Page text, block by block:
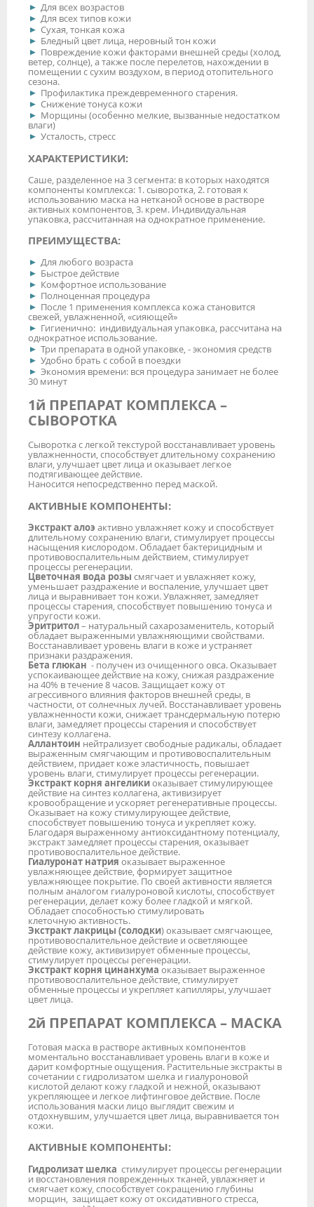
Для всех возрастов
Для всех типов кожи
Сухая, тонкая кожа
Бледный цвет лица, неровный тон кожи
Повреждение кожи факторами внешней среды (холод,
ветер, солнце), а также после перелетов, нахождении в
помещении с сухим воздухом, в период отопительного
сезона.
Профилактика преждевременного старения.
Снижение тонуса кожи
Морщины (особенно мелкие, вызванные недостатком
влаги)
Усталость, стресс
ХАРАКТЕРИСТИКИ:
Саше, разделенное на 3 сегмента: в которых находятся
компоненты комплекса: 1. сыворотка, 2. готовая к
использованию маска на нетканой основе в растворе
активных компонентов, 3. крем. Индивидуальная
упаковка, рассчитанная на однократное применение.
ПРЕИМУЩЕСТВА:
Для любого возраста
Быстрое действие
Комфортное использование
Полноценная процедура
После 1 применения комплекса кожа становится
свежей, увлажненной, «сияющей»
Гигиенично: индивидуальная упаковка, рассчитана на
однократное использование.
Три препарата в одной упаковке, - экономия средств
Удобно брать с собой в поездки
Экономия времени: вся процедура занимает не более
30 минут
1й ПРЕПАРАТ КОМПЛЕКСА –
СЫВОРОТКА
Сыворотка с легкой текстурой восстанавливает уровень
увлажненности, способствует длительному сохранению
влаги, улучшает цвет лица и оказывает легкое
подтягивающее действие.
Наносится непосредственно перед маской.
АКТИВНЫЕ КОМПОНЕНТЫ:
Экстракт алоэ активно увлажняет кожу и способствует
длительному сохранению влаги, стимулирует процессы
насыщения кислородом. Обладает бактерицидным и
противовоспалительным действием, стимулирует
процессы регенерации.
Цветочная вода розы смягчает и увлажняет кожу,
уменьшает раздражение и воспаление, улучшает цвет
лица и выравнивает тон кожи. Увлажняет, замедляет
процессы старения, способствует повышению тонуса и
упругости кожи.
Эритритол– натуральный сахарозаменитель, который
обладает выраженными увлажняющими свойствами.
Восстанавливает уровень влаги в коже и устраняет
признаки раздражения.
Бета глюкан - получен из очищенного овса. Оказывает
успокаивающее действие на кожу, снижая раздражение
на 40% в течение 8 часов. Защищает кожу от
агрессивного влияния факторов внешней среды, в
частности, от солнечных лучей. Восстанавливает уровень
увлажненности кожи, снижает трансдермальную потерю
влаги, замедляет процессы старения и способствует
синтезу коллагена.
Аллантоин нейтрализует свободные радикалы, обладает
выраженным смягчающим и противовоспалительным
действием, придает коже эластичность, повышает
уровень влаги, стимулирует процессы регенерации.
Экстракт корня ангеликиоказывает стимулирующее
действие на синтез коллагена, активизирует
кровообращение и ускоряет регенеративные процессы.
Оказывает на кожу стимулирующее действие,
способствует повышению тонуса и укрепляет кожу.
Благодаря выраженному антиоксидантному потенциалу,
экстракт замедляет процессы старения, оказывает
противовоспалительное действие.
Гиалуронат натрия оказывает выраженное
увлажняющее действие, формирует защитное
увлажняющее покрытие. По своей активности является
полным аналогом гиалуроновой кислоты, способствует
регенерации, делает кожу более гладкой и мягкой.
Обладает способностью стимулировать
клеточную активность.
Экстракт лакрицы (солодки) оказывает смягчающее,
противовоспалительное действие и осветляющее
действие кожу, активизирует обменные процессы,
стимулирует процессы регенерации.
Экстракт корня цинанхума оказывает выраженное
противовоспалительное действие, стимулирует
обменные процессы и укрепляет капилляры, улучшает
цвет лица.
2й ПРЕПАРАТ КОМПЛЕКСА – МАСКА
Готовая маска в растворе активных компонентов
моментально восстанавливает уровень влаги в коже и
дарит комфортные ощущения. Растительные экстракты в
сочетании с гидролизатом шелка и гиалуроновой
кислотой делают кожу гладкой и нежной, оказывают
укрепляющее и легкое лифтинговое действие. После
использования маски лицо выглядит свежим и
отдохнувшим, улучшается цвет лица, выравнивается тон
кожи.
АКТИВНЫЕ КОМПОНЕНТЫ:
Гидролизат шелка стимулирует процессы регенерации
и восстановления поврежденных тканей, увлажняет и
смягчает кожу, способствует сокращению глубины
морщин, защищает кожу от оксидативного стресса,